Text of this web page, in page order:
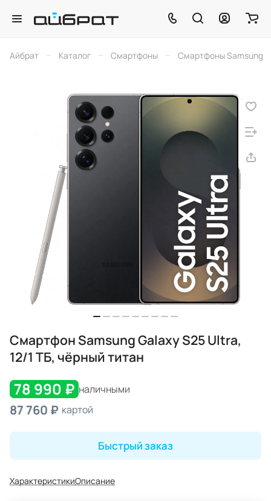
Айбрат – Каталог – Смартфоны – Смартфоны Samsung
Смартфон Samsung Galaxy S25 Ultra,
12/1 ТБ, чёрный титан
78 990 ₽ наличными
87 760 ₽ картой
Быстрый заказ
ХарактеристикиОписание